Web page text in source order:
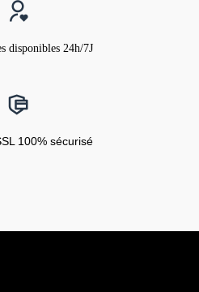
disponibles 24h/7J
100% sécurisé